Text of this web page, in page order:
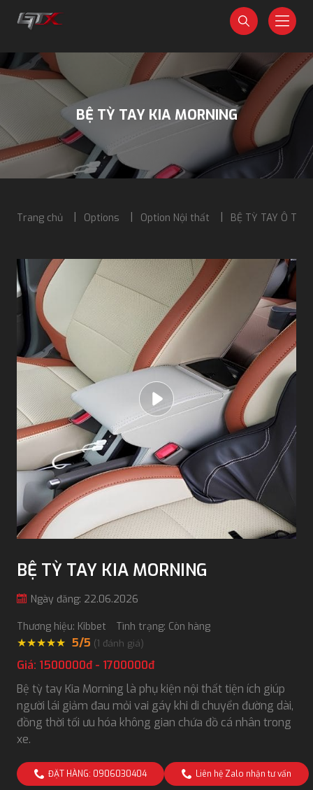
BỆ TỲ TAY KIA MORNING
Trang chủ Options Option Nội thất BỆ TỲ TAY Ô TÔ
BỆ TỲ TAY KIA MORNING
Ngày đăng: 22.06.2026
Thương hiệu: Kibbet Tình trạng: Còn hàng
★★★★★ 5/5 (1 đánh giá)
Giá: 1500000đ - 1700000đ
Bệ tỳ tay Kia Morning là phụ kiện nội thất tiện ích giúp
người lái giảm đau mỏi vai gáy khi di chuyển đường dài,
đồng thời tối ưu hóa không gian chứa đồ cá nhân trong
xe.
ĐẶT HÀNG: 0906030404 Liên hệ Zalo nhận tư vấn